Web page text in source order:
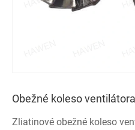
Obežné koleso
Zliatinové obežné koleso